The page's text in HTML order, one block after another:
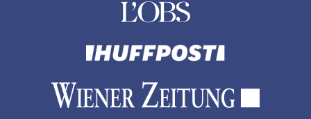
木更津でのホテル
清里町でのホテル